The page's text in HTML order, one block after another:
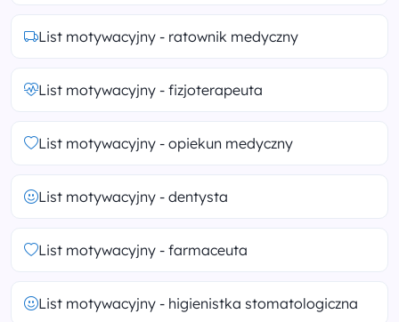
List motywacyjny - ratownik medyczny
List motywacyjny - fizjoterapeuta
List motywacyjny - opiekun medyczny
List motywacyjny - dentysta
List motywacyjny - farmaceuta
List motywacyjny - higienistka stomatologiczna